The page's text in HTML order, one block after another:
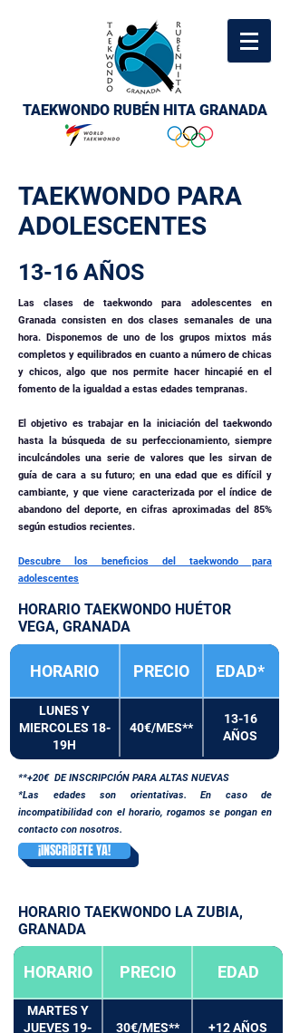
TAEKWONDO RUBÉN HITA GRANADA
TAEKWONDO PARA
ADOLESCENTES
13-16 AÑOS
Las clases de taekwondo para adolescentes en
Granada consisten en dos clases semanales de una
hora. Disponemos de uno de los grupos mixtos más
completos y equilibrados en cuanto a número de chicas
y chicos, algo que nos permite hacer hincapié en el
fomento de la igualdad a estas edades tempranas.
El objetivo es trabajar en la iniciación del taekwondo
hasta la búsqueda de su perfeccionamiento, siempre
inculcándoles una serie de valores que les sirvan de
guía de cara a su futuro; en una edad que es difícil y
cambiante, y que viene caracterizada por el índice de
abandono del deporte, en cifras aproximadas del 85%
según estudios recientes.
Descubre los beneficios del taekwondo para
adolescentes
HORARIO TAEKWONDO HUÉTOR
VEGA, GRANADA
HORARIO PRECIO EDAD*
LUNES Y
MIERCOLES 18-
19H
40€/MES**
13-16
AÑOS
**+20€ DE INSCRIPCIÓN PARA ALTAS NUEVAS
*Las edades son orientativas. En caso de
incompatibilidad con el horario, rogamos se pongan en
contacto con nosotros.
¡INSCRÍBETE YA!
HORARIO TAEKWONDO LA ZUBIA,
GRANADA
HORARIO PRECIO EDAD
MARTES Y
JUEVES 19-
30€/MES** +12 AÑOS